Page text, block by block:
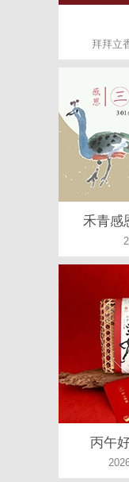
拜拜立
禾青感
丙午